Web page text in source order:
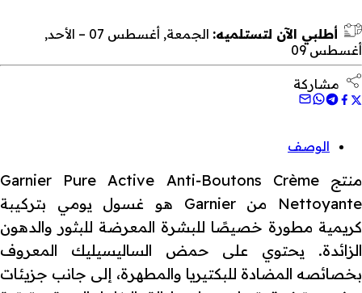
أطلبي الآن لتستلميه:
الجمعة, أغسطس 07 – الأحد,
أغسطس 09
مشاركة
الوصف
منتج Garnier Pure Active Anti‑Boutons Crème
Nettoyante من Garnier هو غسول يومي بتركيبة
كريمية مطورة خصيصًا للبشرة المعرضة للبثور والدهون
الزائدة. يحتوي على حمض الساليسيليك المعروف
بخصائصه المضادة للبكتيريا والمطهرة، إلى جانب جزيئات